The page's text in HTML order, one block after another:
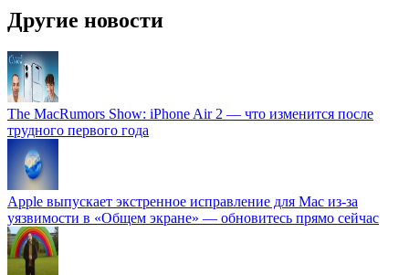
Другие новости
The MacRumors Show: iPhone Air 2 — что изменится после
трудного первого года
Apple выпускает экстренное исправление для Mac из-за
уязвимости в «Общем экране» — обновитесь прямо сейчас